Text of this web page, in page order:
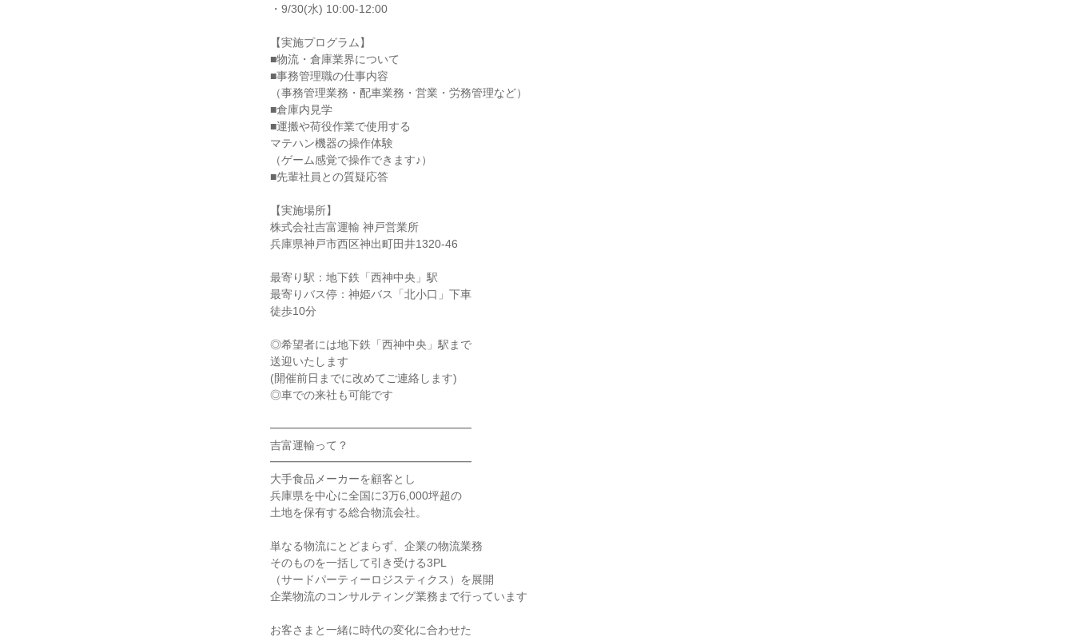
・9/30(水) 10:00‐12:00
【実施プログラム】
■物流・倉庫業界について
■事務管理職の仕事内容
（事務管理業務・配車業務・営業・労務管理など）
■倉庫内見学
■運搬や荷役作業で使用する
マテハン機器の操作体験
（ゲーム感覚で操作できます♪）
■先輩社員との質疑応答
【実施場所】
株式会社吉富運輸 神戸営業所
兵庫県神戸市西区神出町田井1320-46
最寄り駅：地下鉄「西神中央」駅
最寄りバス停：神姫バス「北小口」下車
徒歩10分
◎希望者には地下鉄「西神中央」駅まで
送迎いたします
(開催前日までに改めてご連絡します)
◎車での来社も可能です
━━━━━━━━━━━━━━━━━━
吉富運輸って？
━━━━━━━━━━━━━━━━━━
大手食品メーカーを顧客とし
兵庫県を中心に全国に3万6,000坪超の
土地を保有する総合物流会社。
単なる物流にとどまらず、企業の物流業務
そのものを一括して引き受ける3PL
（サードパーティーロジスティクス）を展開
企業物流のコンサルティング業務まで行っています
お客さまと一緒に時代の変化に合わせた